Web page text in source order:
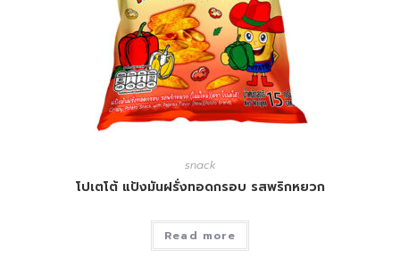
snack
โปเตโต้ แป้งมันฝรั่งทอดกรอบ รสพริกหยวก
Read more